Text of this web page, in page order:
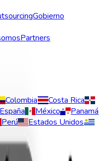
Gobierno
Partners
Colombia
Costa Rica
México
Panamá
Perú
Estados Unidos